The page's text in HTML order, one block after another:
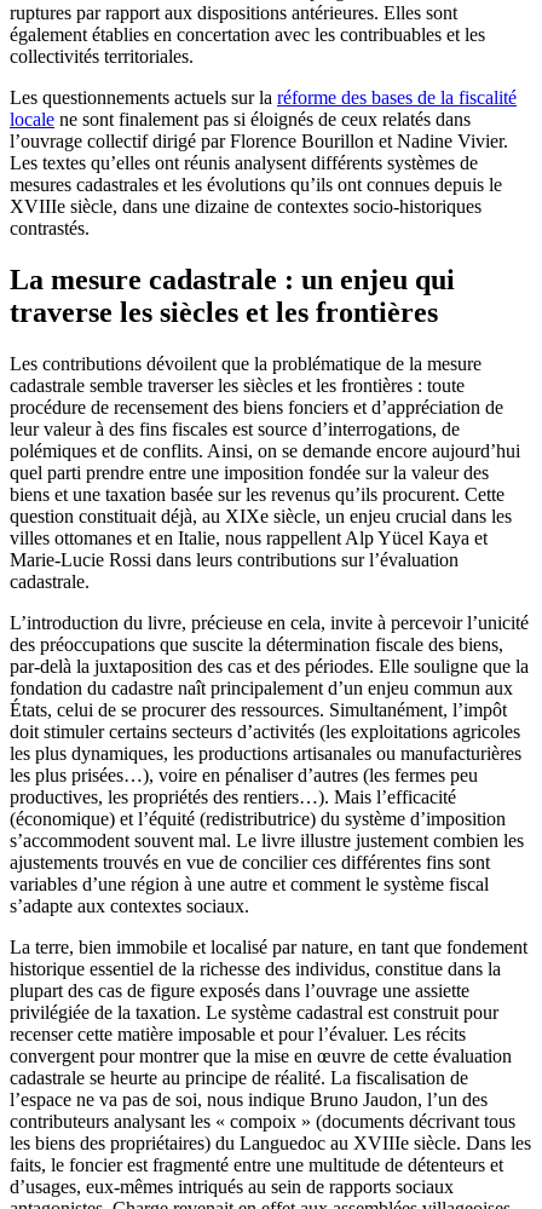
ruptures par rapport aux dispositions antérieures. Elles sont
également établies en concertation avec les contribuables et les
collectivités territoriales.
Les questionnements actuels sur la réforme des bases de la fiscalité
locale ne sont finalement pas si éloignés de ceux relatés dans
l’ouvrage collectif dirigé par Florence Bourillon et Nadine Vivier.
Les textes qu’elles ont réunis analysent différents systèmes de
mesures cadastrales et les évolutions qu’ils ont connues depuis le
XVIIIe siècle, dans une dizaine de contextes socio-historiques
contrastés.
La mesure cadastrale : un enjeu qui
traverse les siècles et les frontières
Les contributions dévoilent que la problématique de la mesure
cadastrale semble traverser les siècles et les frontières : toute
procédure de recensement des biens fonciers et d’appréciation de
leur valeur à des fins fiscales est source d’interrogations, de
polémiques et de conflits. Ainsi, on se demande encore aujourd’hui
quel parti prendre entre une imposition fondée sur la valeur des
biens et une taxation basée sur les revenus qu’ils procurent. Cette
question constituait déjà, au XIXe siècle, un enjeu crucial dans les
villes ottomanes et en Italie, nous rappellent Alp Yücel Kaya et
Marie-Lucie Rossi dans leurs contributions sur l’évaluation
cadastrale.
L’introduction du livre, précieuse en cela, invite à percevoir l’unicité
des préoccupations que suscite la détermination fiscale des biens,
par-delà la juxtaposition des cas et des périodes. Elle souligne que la
fondation du cadastre naît principalement d’un enjeu commun aux
États, celui de se procurer des ressources. Simultanément, l’impôt
doit stimuler certains secteurs d’activités (les exploitations agricoles
les plus dynamiques, les productions artisanales ou manufacturières
les plus prisées…), voire en pénaliser d’autres (les fermes peu
productives, les propriétés des rentiers…). Mais l’efficacité
(économique) et l’équité (redistributrice) du système d’imposition
s’accommodent souvent mal. Le livre illustre justement combien les
ajustements trouvés en vue de concilier ces différentes fins sont
variables d’une région à une autre et comment le système fiscal
s’adapte aux contextes sociaux.
La terre, bien immobile et localisé par nature, en tant que fondement
historique essentiel de la richesse des individus, constitue dans la
plupart des cas de figure exposés dans l’ouvrage une assiette
privilégiée de la taxation. Le système cadastral est construit pour
recenser cette matière imposable et pour l’évaluer. Les récits
convergent pour montrer que la mise en œuvre de cette évaluation
cadastrale se heurte au principe de réalité. La fiscalisation de
l’espace ne va pas de soi, nous indique Bruno Jaudon, l’un des
contributeurs analysant les « compoix » (documents décrivant tous
les biens des propriétaires) du Languedoc au XVIIIe siècle. Dans les
faits, le foncier est fragmenté entre une multitude de détenteurs et
d’usages, eux-mêmes intriqués au sein de rapports sociaux